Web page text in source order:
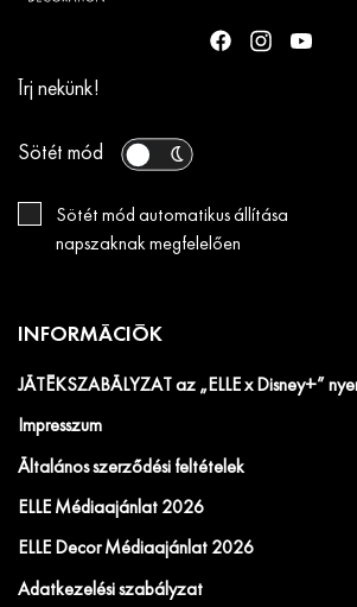
Írj nekünk!
Sötét mód
Sötét mód automatikus állítása
napszaknak megfelelően
INFORMÁCIÓK
JÁTÉKSZABÁLYZAT az „ELLE x Disney+”
Impresszum
Általános szerződési feltételek
ELLE Médiaajánlat 2026
ELLE Decor Médiaajánlat 2026
Adatkezelési szabályzat